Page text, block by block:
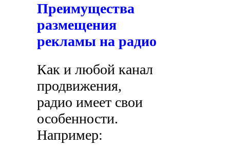
Преимущества
размещения
рекламы на радио
Как и любой канал
продвижения,
радио имеет свои
особенности.
Например: